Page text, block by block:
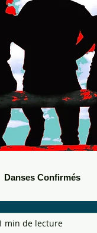
Danses Confirmés
Boots Bals de
min de lecture